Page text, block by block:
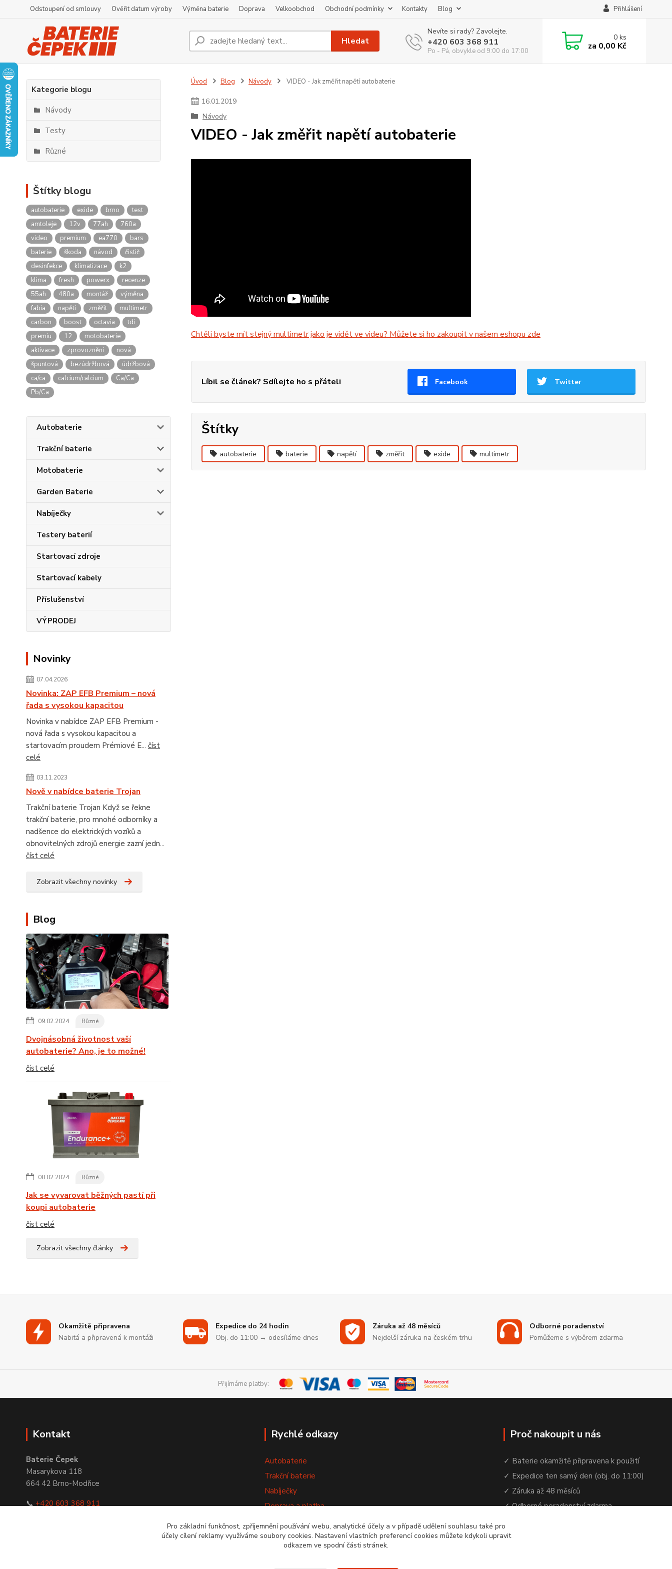
Odstoupení od smlouvy Ověřit datum výroby Výměna baterie Doprava Velkoobchod Obchodní podmínky Kontakty Blog Přihlášení
Hledat
Nevíte si rady? Zavolejte.
+420 603 368 911
Po - Pá, obvykle od 9:00 do 17:00
0ks
za 0,00 Kč
Kategorie blogu
Návody
Testy
Různé
Štítky blogu
autobaterie exide brno
test
amtoleje
12v 77ah
760a
video
premium ea770
bars
baterie
škoda návod
čistič
desinfekce
klimatizace
k2
klima
fresh powerx
recenze
55ah
480a montáž
výměna
fabia
napětí změřit
multimetr
carbon
boost octavia
tdi
premiu
12
motobaterie
aktivace
zprovoznění
nová
špuntová
bezúdržbová
údržbová
ca/ca
calcium/calcium
Ca/Ca
Pb/Ca
Autobaterie
Trakční baterie
Motobaterie
Garden Baterie
Nabíječky
Testery baterií
Startovací zdroje
Startovací kabely
Příslušenství
VÝPRODEJ
Novinky
07.04.2026
Novinka: ZAP EFB Premium – nová
řada s vysokou kapacitou
Novinka v nabídce ZAP EFB Premium -
nová řada s vysokou kapacitou a
startovacím proudem Prémiové E... číst
celé
03.11.2023
Nově v nabídce baterie Trojan
Trakční baterie Trojan Když se řekne
trakční baterie, pro mnohé odborníky a
nadšence do elektrických vozíků a
obnovitelných zdrojů energie zazní jedn...
číst celé
Zobrazit všechny novinky
Blog
09.02.2024 Různé
Dvojnásobná životnost vaší
autobaterie? Ano, je to možné!
číst celé
08.02.2024 Různé
Jak se vyvarovat běžných pastí při
koupi autobaterie
číst celé
Zobrazit všechny články
Úvod Blog Návody VIDEO - Jak změřit napětí autobaterie
16.01.2019
Návody
VIDEO - Jak změřit napětí autobaterie
Chtěli byste mít stejný multimetr jako je vidět ve videu? Můžete si ho zakoupit v našem eshopu zde
Líbil se článek? Sdílejte ho s přáteli Facebook Twitter
Štítky
autobaterie baterie napětí změřit exide multimetr
Okamžitě připravena
Nabitá a připravená k montáži
Expedice do 24 hodin
Obj. do 11:00 → odesíláme dnes
Záruka až 48 měsíců
Nejdelší záruka na českém trhu
Odborné poradenství
Pomůžeme s výběrem zdarma
Přijímáme platby:
Kontakt
Baterie Čepek
Masarykova 118
664 42 Brno-Modřice
📞+420 603 368 911
Rychlé odkazy
Autobaterie
Trakční baterie
Nabíječky
Doprava a platba
Výměna baterie
Obchodní podmínky
Proč nakoupit u nás
✓ Baterie okamžitě připravena k použití
✓ Expedice ten samý den (obj. do 11:00)
✓ Záruka až 48 měsíců
✓ Odborné poradenství zdarma
✓ YouTube kanál s návody a testy baterií
Pro základní funkčnost, zpříjemnění používání webu, analytické účely a v případě udělení souhlasu také pro
účely cílení reklamy využíváme soubory cookies. Nastavení vlastních preferencí cookies můžete kdykoli upravit
odkazem ve spodní části stránek.